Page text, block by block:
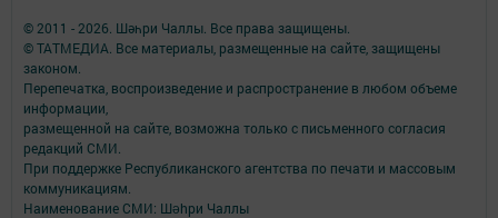
© 2011 - 2026. Шәһри Чаллы. Все права защищены.
© ТАТМЕДИА. Все материалы, размещенные на сайте, защищены
законом.
Перепечатка, воспроизведение и распространение в любом объеме
информации,
размещенной на сайте, возможна только с письменного согласия
редакций СМИ.
При поддержке Республиканского агентства по печати и массовым
коммуникациям.
Наименование СМИ: Шəhри Чаллы